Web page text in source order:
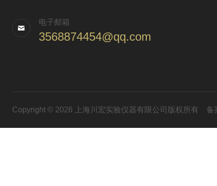
电子邮箱
3568874454@qq.com
Copyright © 2026 上海川宏实验仪器有限公司版权所有 备